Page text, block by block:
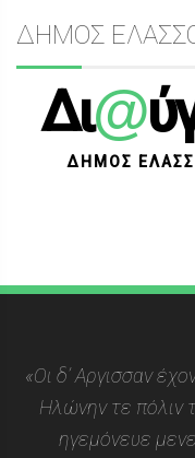
ΔΗΜΟΣ
Δι@
ΔΗΜΟΣ
«Οι δ’ Αργισσαν
Ηλώνην τε πόλιν
ηγεμόνευε